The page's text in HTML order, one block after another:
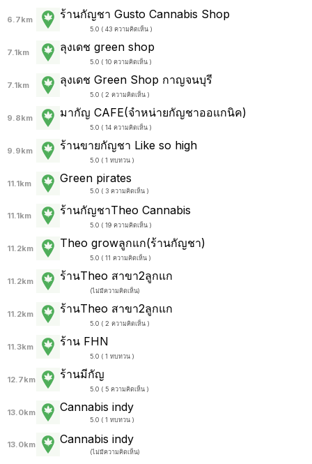
6.7km ร้านกัญชา Gusto Cannabis Shop
5.0 ( 43 ความคิดเห็น )
7.1km ลุงเดช green shop
5.0 ( 10 ความคิดเห็น )
7.1km ลุงเดช Green Shop กาญจนบุรี
5.0 ( 2 ความคิดเห็น )
9.8km มากัญ CAFE(จำหน่ายกัญชาออแกนิค)
5.0 ( 14 ความคิดเห็น )
9.9km ร้านขายกัญชา Like so high
5.0 ( 1 ทบทวน )
11.1km Green pirates
5.0 ( 3 ความคิดเห็น )
11.1km ร้านกัญชาTheo Cannabis
5.0 ( 19 ความคิดเห็น )
11.2km Theo growลูกแก(ร้านกัญชา)
5.0 ( 11 ความคิดเห็น )
11.2km ร้านTheo สาขา2ลูกแก
(ไม่มีความคิดเห็น)
11.2km ร้านTheo สาขา2ลูกแก
5.0 ( 2 ความคิดเห็น )
11.3km ร้าน FHN
5.0 ( 1 ทบทวน )
12.7km ร้านมีกัญ
5.0 ( 5 ความคิดเห็น )
13.0km Cannabis indy
5.0 ( 1 ทบทวน )
13.0km Cannabis indy
(ไม่มีความคิดเห็น)